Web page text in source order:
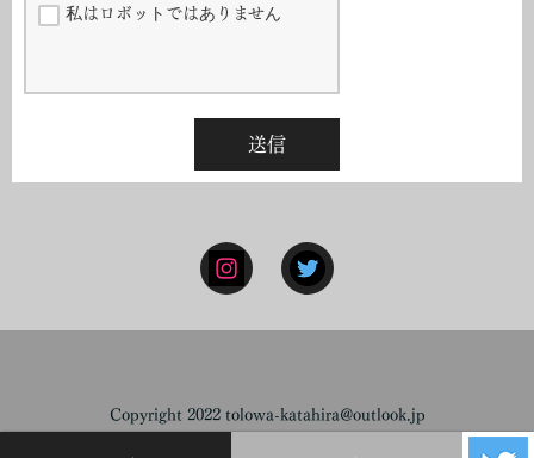
私はロボットではありません
送信
Copyright 2022 tolowa-katahira@outlook.jp